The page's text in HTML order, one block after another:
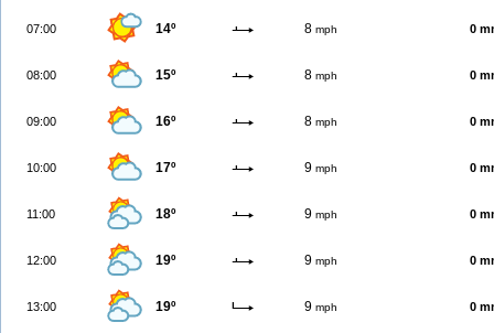
07:00 14º 8 mph 0
08:00 15º 8 mph 0
09:00 16º 8 mph 0
10:00 17º 9 mph 0
11:00 18º 9 mph 0
12:00 19º 9 mph 0
13:00 19º 9 mph 0